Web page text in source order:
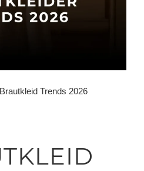
Brautkleid Trends 2026